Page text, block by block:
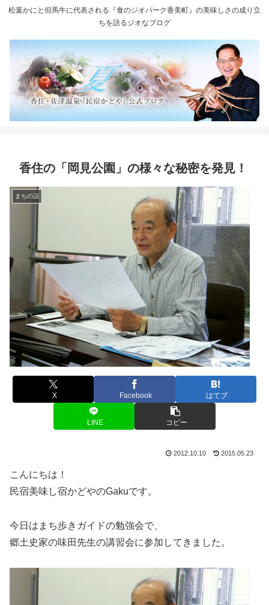
松葉かにと但馬牛に代表される『食のジオパーク香美町』の美味しさの成り立
ちを語るジオなブログ
香住の「岡見公園」の様々な秘密を発見！
まちの話
X Facebook はてブ
LINE コピー
2012.10.10 2015.05.23
こんにちは！
民宿美味し宿かどやのGakuです。
今日はまち歩きガイドの勉強会で、
郷土史家の味田先生の講習会に参加してきました。